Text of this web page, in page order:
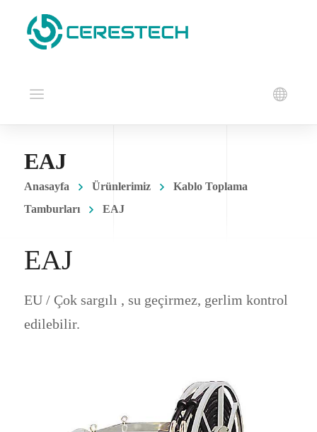
EAJ
Anasayfa Ürünlerimiz
Kablo Toplama
Tamburları
EAJ
EAJ
EU / Çok sargılı , su geçirmez, gerlim kontrol
edilebilir.